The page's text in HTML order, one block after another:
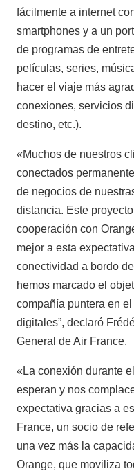
fácilmente a internet
smartphones y a un
de programas de
películas, series,
hacer el viaje más
conexiones, servicios
destino, etc.).
«Muchos de nuestros
conectados
de negocios de
distancia. Este
cooperación con
mejor a esta
conectividad a bordo
hemos marcado el
compañía puntera en
digitales”, declaró
General de Air France.
«La conexión durante
esperan y nos
expectativa gracias a
France, un socio de
una vez más la
Orange, que moviliza